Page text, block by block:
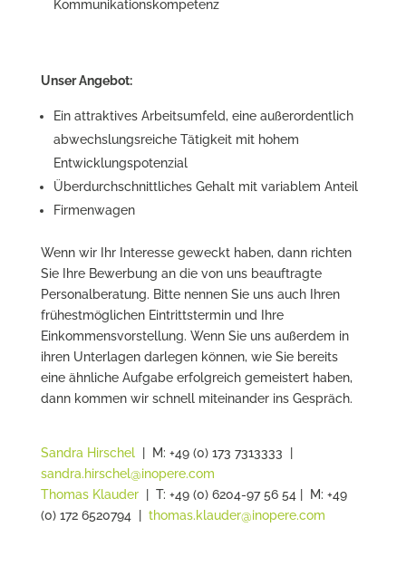
Kommunikationskompetenz
Unser Angebot:
Ein attraktives Arbeitsumfeld, eine außerordentlich
abwechslungsreiche Tätigkeit mit hohem
Entwicklungspotenzial
Überdurchschnittliches Gehalt mit variablem Anteil
Firmenwagen
Wenn wir Ihr Interesse geweckt haben, dann richten
Sie Ihre Bewerbung an die von uns beauftragte
Personalberatung. Bitte nennen Sie uns auch Ihren
frühestmöglichen Eintrittstermin und Ihre
Einkommensvorstellung. Wenn Sie uns außerdem in
ihren Unterlagen darlegen können, wie Sie bereits
eine ähnliche Aufgabe erfolgreich gemeistert haben,
dann kommen wir schnell miteinander ins Gespräch.
Sandra Hirschel
| M: +49 (0) 173 7313333 |
sandra.hirschel@inopere.com
Thomas Klauder| T: +49 (0) 6204-97 56 54 | M: +49
(0) 172 6520794 | thomas.klauder@inopere.com